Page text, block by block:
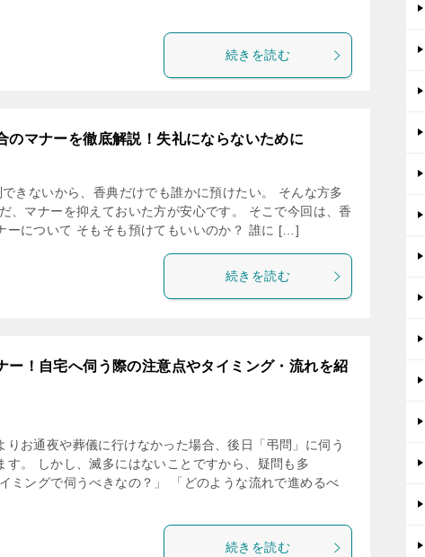
続きを読む
のマナーを徹底解説！失礼にならないために
きないから、香典だけでも誰かに預けたい。 そんな方多
、マナーを抑えておいた方が安心です。 そこで今回は、香
ーについて そもそも預けてもいいのか？ 誰に […]
続きを読む
ー！自宅へ伺う際の注意点やタイミング・流れを紹
りお通夜や葬儀に行けなかった場合、後日「弔問」に伺う
す。 しかし、滅多にはないことですから、疑問も多
ミングで伺うべきなの？」 「どのような流れで進めるべ
続きを読む